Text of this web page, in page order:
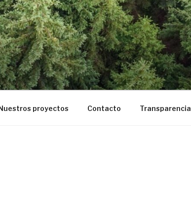
proyectos Contacto Transparencia